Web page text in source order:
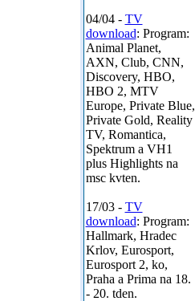
04/04 - TV
download: Program:
Animal Planet,
AXN, Club, CNN,
Discovery, HBO,
HBO 2, MTV
Europe, Private Blue,
Private Gold, Reality
TV, Romantica,
Spektrum a VH1
plus Highlights na
msc kvten.
17/03 - TV
download: Program:
Hallmark, Hradec
Krlov, Eurosport,
Eurosport 2, ko,
Praha a Prima na 18.
- 20. tden.